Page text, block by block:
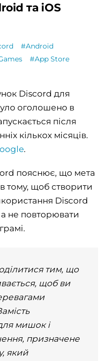
та iOS
#Android
#App Store
Discord для
оголошено в
після
кількох місяців.
.
пояснює, що мета
тому, щоб створити
Discord
не повторювати
тим, що
щоб ви
мишок і
призначене
який